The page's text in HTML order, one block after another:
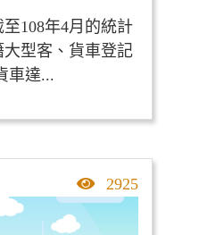
108年4月的統計
型客、貨車登記
車達...
點擊率
2925